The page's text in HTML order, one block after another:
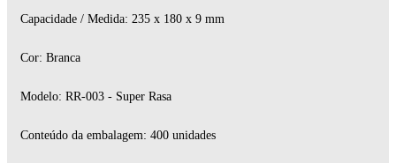
Capacidade / Medida: 235 x 180 x 9 mm
Cor: Branca
Modelo: RR-003 - Super Rasa
Conteúdo da embalagem: 400 unidades